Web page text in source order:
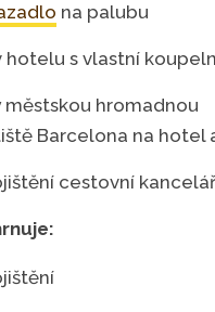
na palubu
hotelu s vlastní
městskou hromadnou
Barcelona na hotel
cestovní